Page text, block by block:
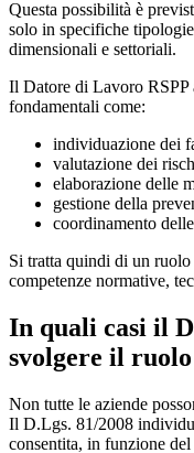
Questa possibilità è
solo in specifiche
dimensionali e settoriali.
Il Datore di Lavoro RSPP
fondamentali come:
individuazione dei
valutazione dei
elaborazione delle
gestione della
coordinamento
Si tratta quindi di un
competenze normative,
In quali casi il
svolgere il
Non tutte le aziende
Il D.Lgs. 81/2008
consentita, in funzione